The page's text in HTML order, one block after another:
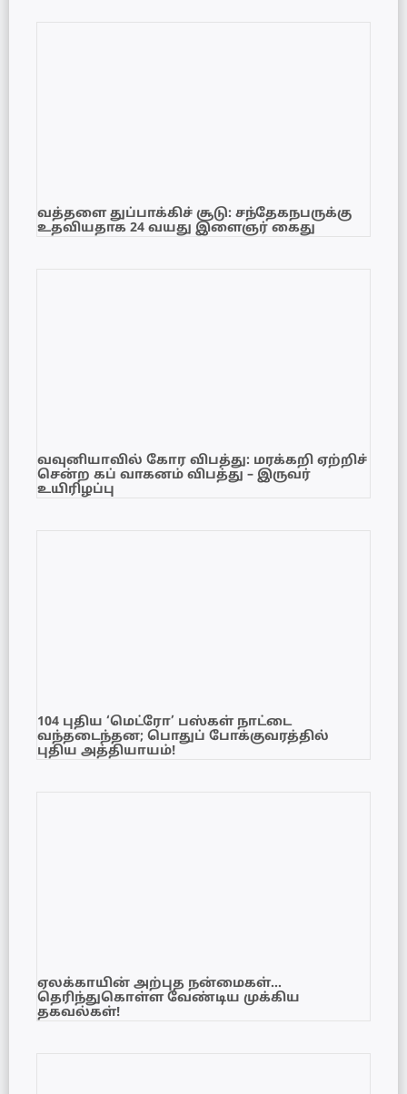
வத்தளை துப்பாக்கிச் சூடு: சந்தேகநபருக்கு
உதவியதாக 24 வயது இளைஞர் கைது
வவுனியாவில் கோர விபத்து: மரக்கறி ஏற்றிச்
சென்ற கப் வாகனம் விபத்து – இருவர்
உயிரிழப்பு
104 புதிய ‘மெட்ரோ’ பஸ்கள் நாட்டை
வந்தடைந்தன; பொதுப் போக்குவரத்தில்
புதிய அத்தியாயம்!
ஏலக்காயின் அற்புத நன்மைகள்…
தெரிந்துகொள்ள வேண்டிய முக்கிய
தகவல்கள்!